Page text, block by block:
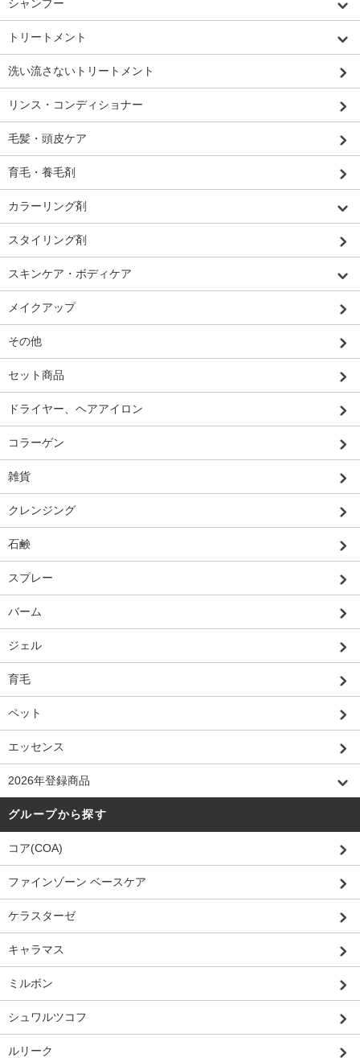
シャンプー
トリートメント
洗い流さないトリートメント
リンス・コンディショナー
毛髪・頭皮ケア
育毛・養毛剤
カラーリング剤
スタイリング剤
スキンケア・ボディケア
メイクアップ
その他
セット商品
ドライヤー、ヘアアイロン
コラーゲン
雑貨
クレンジング
石鹸
スプレー
バーム
ジェル
育毛
ペット
エッセンス
2026年登録商品
グループから探す
コア(COA)
ファインゾーン ベースケア
ケラスターゼ
キャラマス
ミルボン
シュワルツコフ
ルリーク